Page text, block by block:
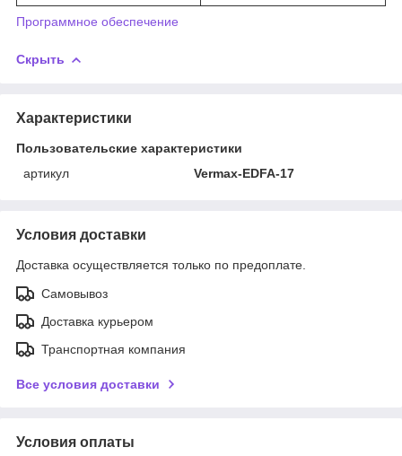
Программное обеспечение
Скрыть
Характеристики
Пользовательские характеристики
артикул
Vermax-EDFA-17
Условия доставки
Доставка осуществляется только по предоплате.
Самовывоз
Доставка курьером
Транспортная компания
Все условия доставки
Условия оплаты